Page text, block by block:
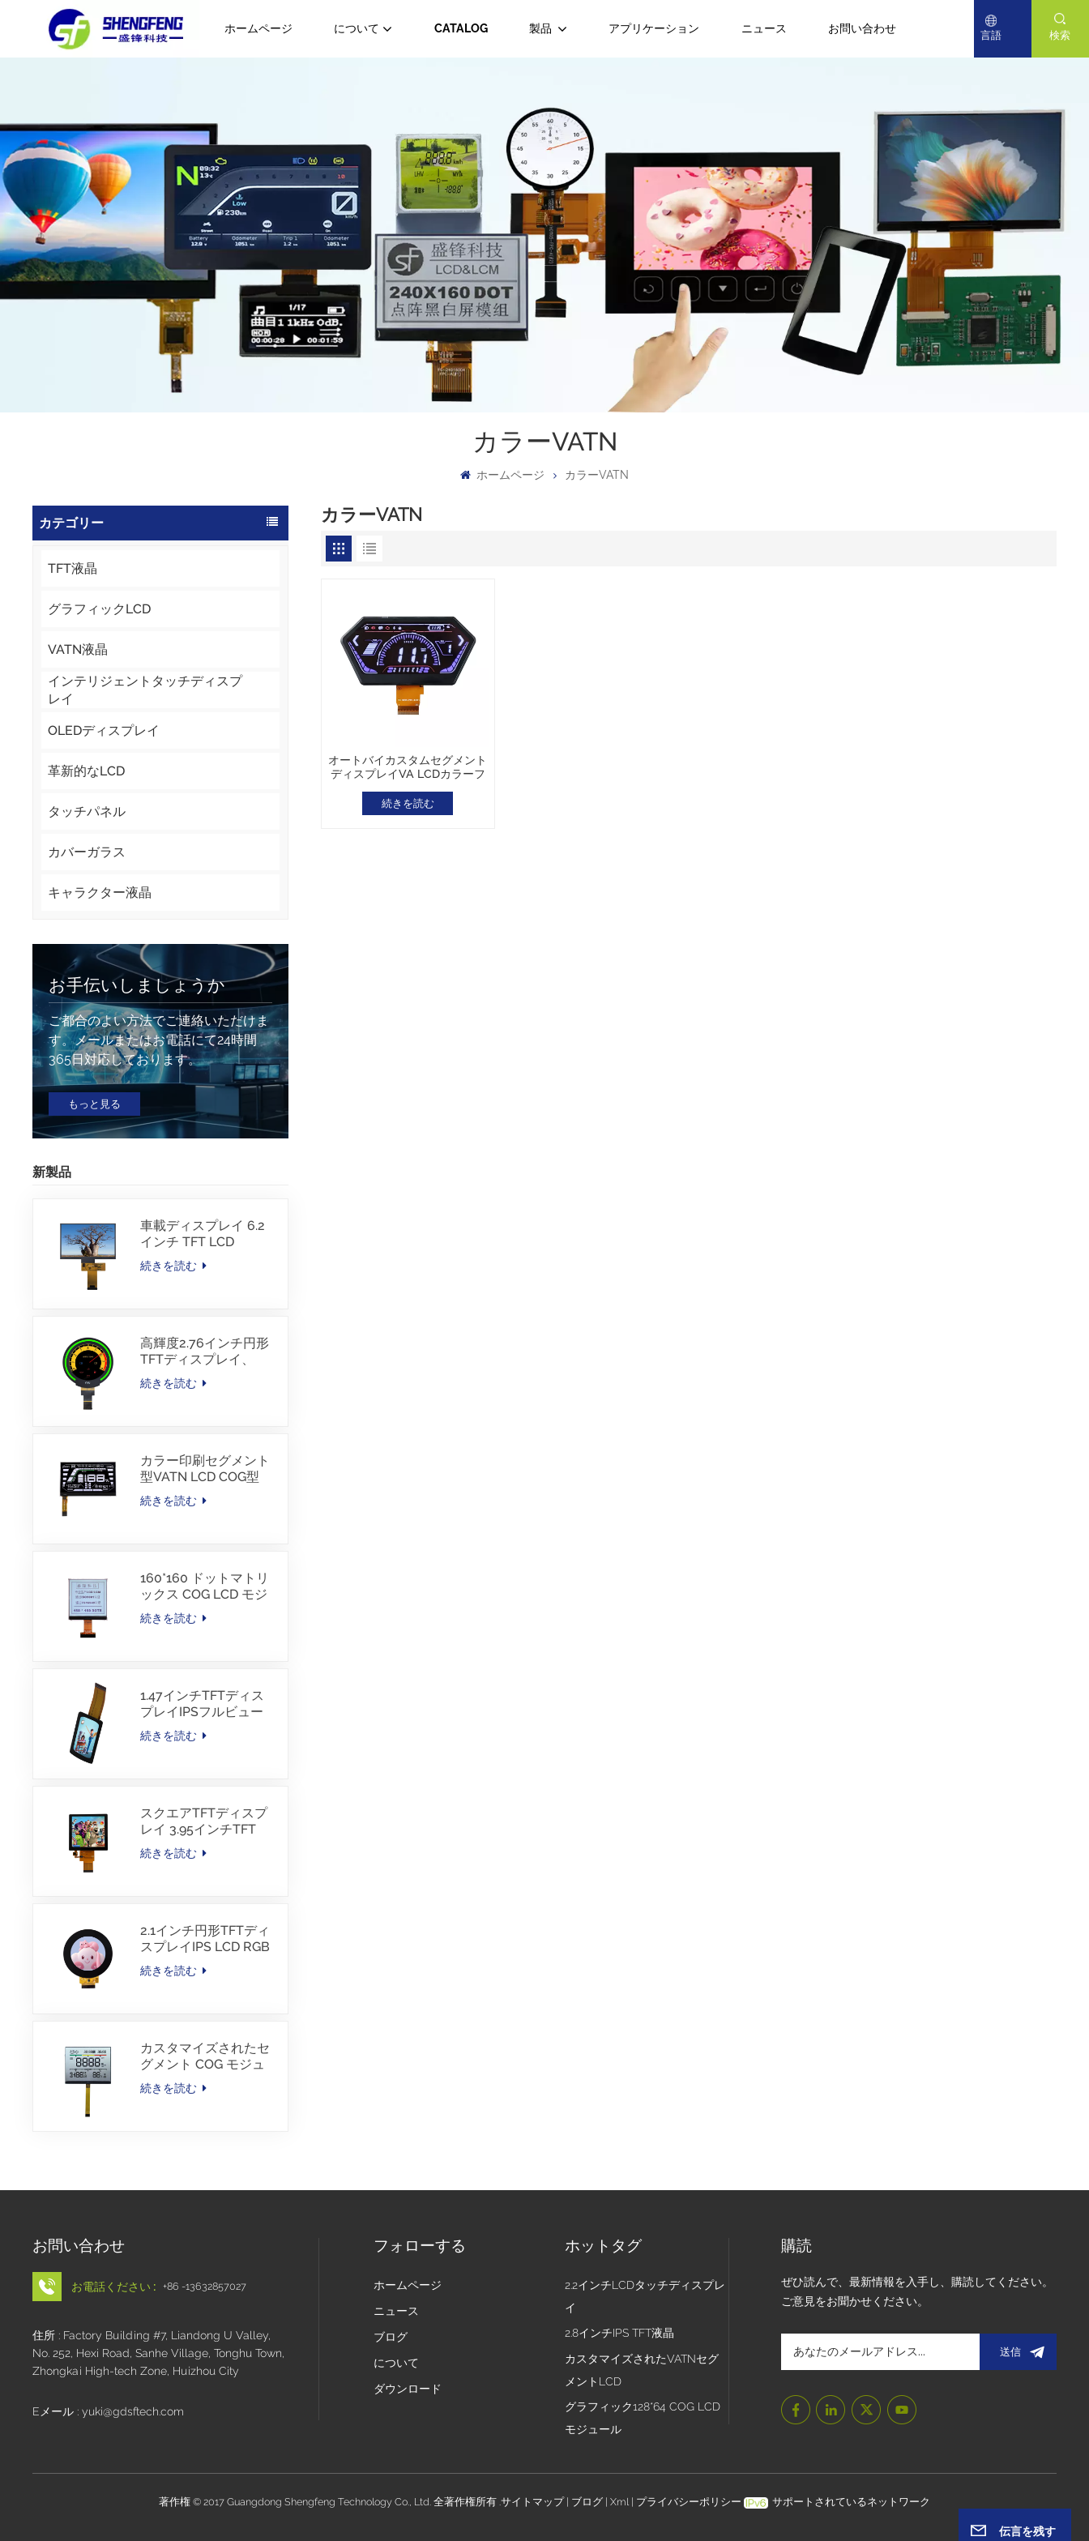
ホームページ について CATALOG 製品 アプリケーション ニュース お問い合わせ 検索
言語
English
Deutsch
日本語
カラーVATN
ホームページ カラーVATN
カテゴリー
TFT液晶
グラフィックLCD
VATN液晶
インテリジェントタッチディスプ
レイ
OLEDディスプレイ
革新的なLCD
タッチパネル
カバーガラス
キャラクター液晶
お手伝いしましょうか
ご都合のよい方法でご連絡いただけま
す。メールまたはお電話にて24時間
365日対応しております。
もっと見る
新製品
車載ディスプレイ 6.2
インチ TFT LCD
1024*600 IPS TFTイン
ターフェース ドライバ
続きを読む
高輝度2.76インチ円形
TFTディスプレイ、
480×480解像度、
1000nits、MIPIインタ
続きを読む
カラー印刷セグメント
型VATN LCD COG型
LCD、IICインターフェ
ース付き、電動自転車
続きを読む
160*160 ドットマトリ
ックス COG LCD モジ
ュール FSTN LCD 中国
サプライヤー
続きを読む
1.47インチTFTディス
プレイIPSフルビュー
172×320解像度画面
続きを読む
スクエアTFTディスプ
レイ 3.95インチTFT
LCD 480*480 40ピン
RGBインターフェース
続きを読む
2.1インチ円形TFTディ
スプレイIPS LCD RGB
インターフェース
続きを読む
カスタマイズされたセ
グメント COG モジュ
ール TN LCD（カラー
印刷付き）
続きを読む
カラーVATN
オートバイカスタムセグメント
ディスプレイVA LCDカラーフ
続きを読む
お問い合わせ
お電話ください : +86 -13632857027
住所 : Factory Building #7, Liandong U Valley,
No. 252, Hexi Road, Sanhe Village, Tonghu Town,
Zhongkai High-tech Zone, Huizhou City
Eメール : yuki@gdsftech.com
フォローする
ホームページ
ニュース
ブログ
について
ダウンロード
ホットタグ
2.2インチLCDタッチディスプレ
イ
2.8インチIPS TFT液晶
カスタマイズされたVATNセグ
メントLCD
グラフィック128*64 COG LCD
モジュール
購読
ぜひ読んで、最新情報を入手し、購読してください。
ご意見をお聞かせください。
送信
著作権 © 2017 Guangdong Shengfeng Technology Co., Ltd. 全著作権所有 .サイトマップ | ブログ |Xml | プライバシーポリシー サポートされているネットワーク
伝言を残す